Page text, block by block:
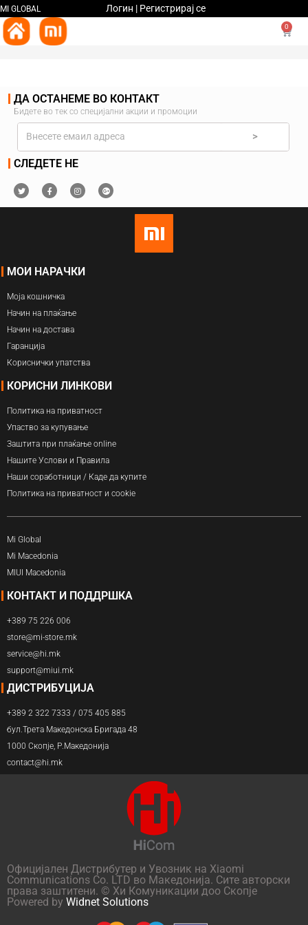
MI GLOBAL Логин | Регистрирај се
0
ДА ОСТАНЕМЕ ВО КОНТАКТ
Бидете во тек со специјални акции и промоции
>
СЛЕДЕТЕ НЕ
МОИ НАРАЧКИ
Моја кошничка
Начин на плаќање
Начин на достава
Гаранција
Кориснички упатства
КОРИСНИ ЛИНКОВИ
Политика на приватност
Упаство за купување
Заштита при плаќање online
Нашите Услови и Правила
Наши соработници / Каде да купите
Политика на приватност и cookie
Mi Global
Mi Macedonia
MIUI Macedonia
КОНТАКТ И ПОДДРШКА
+389 75 226 006
store@mi-store.mk
service@hi.mk
support@miui.mk
ДИСТРИБУЦИЈА
+389 2 322 7333 / 075 405 885
бул.Трета Македонска Бригада 48
1000 Скопје, Р.Македонија
contact@hi.mk
Официјален Дистрибутер и Увозник на Xiaomi
Communications Co. LTD во Македонија. Сите авторски
права заштитени. © Хи Комуникации доо Скопје
Powered by Widnet Solutions